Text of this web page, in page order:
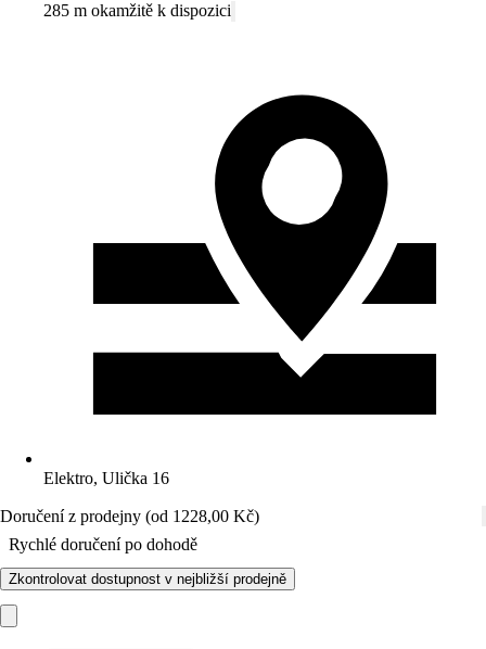
285 m okamžitě k dispozici
Elektro, Ulička 16
Doručení z prodejny (od 1228,00 Kč)
Rychlé doručení po dohodě
Zkontrolovat dostupnost v nejbližší prodejně